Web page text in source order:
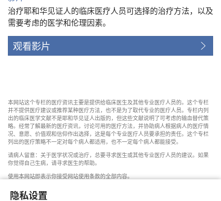
隐私设置
治疗耶和华见证人的临床医疗人员可选择的治疗方法，以及
需要考虑的医学和伦理因素。
观看影片
本网站这个专栏的医疗资讯主要是提供给临床医生及其他专业医疗人员的。这个专栏
并不提供医疗建议或推荐某种医疗方法，也不是为了取代专业的医疗人员。专栏内列
出的临床医学文献不是耶和华见证人出版的，但这些文献说明了可考虑的输血替代策
略。经常了解最新的医疗资讯，讨论可用的医疗方法，并协助病人根据病人的医疗情
况、意愿、价值观和信仰作出选择，这是每个专业医疗人员要承担的责任。这个专栏
列出的医疗策略不一定对每个病人都适用，也不一定每个病人都能接受。
请病人留意：关于医学状况或治疗，总要寻求医生或其他专业医疗人员的建议。如果
你觉得自己生病，请寻求医生的帮助。
使用本网站即表示你接受网站使用条款的全部内容。